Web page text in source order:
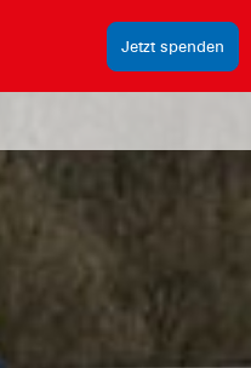
Jetzt spenden